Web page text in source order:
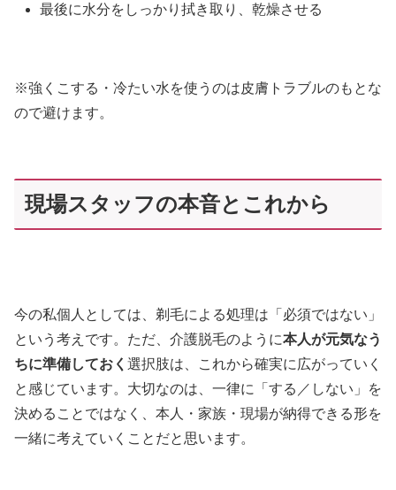
最後に水分をしっかり拭き取り、乾燥させる
※強くこする・冷たい水を使うのは皮膚トラブルのもとな
ので避けます。
現場スタッフの本音とこれから
今の私個人としては、剃毛による処理は「必須ではない」
という考えです。ただ、介護脱毛のように本人が元気なう
ちに準備しておく 選択肢は、これから確実に広がっていく
と感じています。大切なのは、一律に「する／しない」を
決めることではなく、本人・家族・現場が納得できる形を
一緒に考えていくことだと思います。